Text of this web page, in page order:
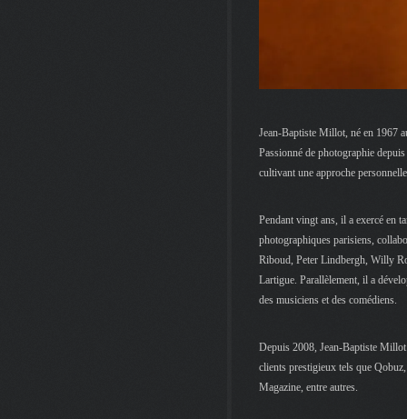
Jean-Baptiste Millot, né en 1967
Passionné de photographie
cultivant une approche
Pendant vingt ans, il a exercé en
photographiques parisiens,
Riboud, Peter Lindbergh, Willy
Lartigue. Parallèlement, il a
des musiciens et des comédiens.
Depuis 2008, Jean-Baptiste
clients prestigieux tels que
Magazine, entre autres.